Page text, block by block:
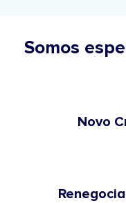
Somos
Novo